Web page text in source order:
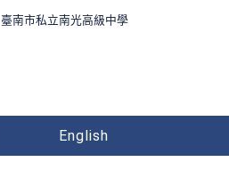
臺南市私立南光高級中學
English